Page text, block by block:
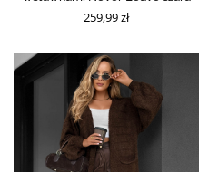
259,99 zł